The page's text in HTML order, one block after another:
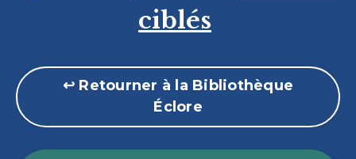
ciblés
↩︎ Retourner à la Bibliothèque
Éclore